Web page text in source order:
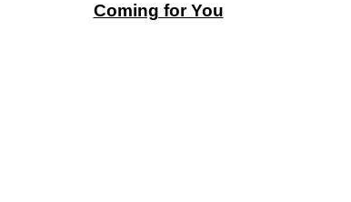
Coming for You